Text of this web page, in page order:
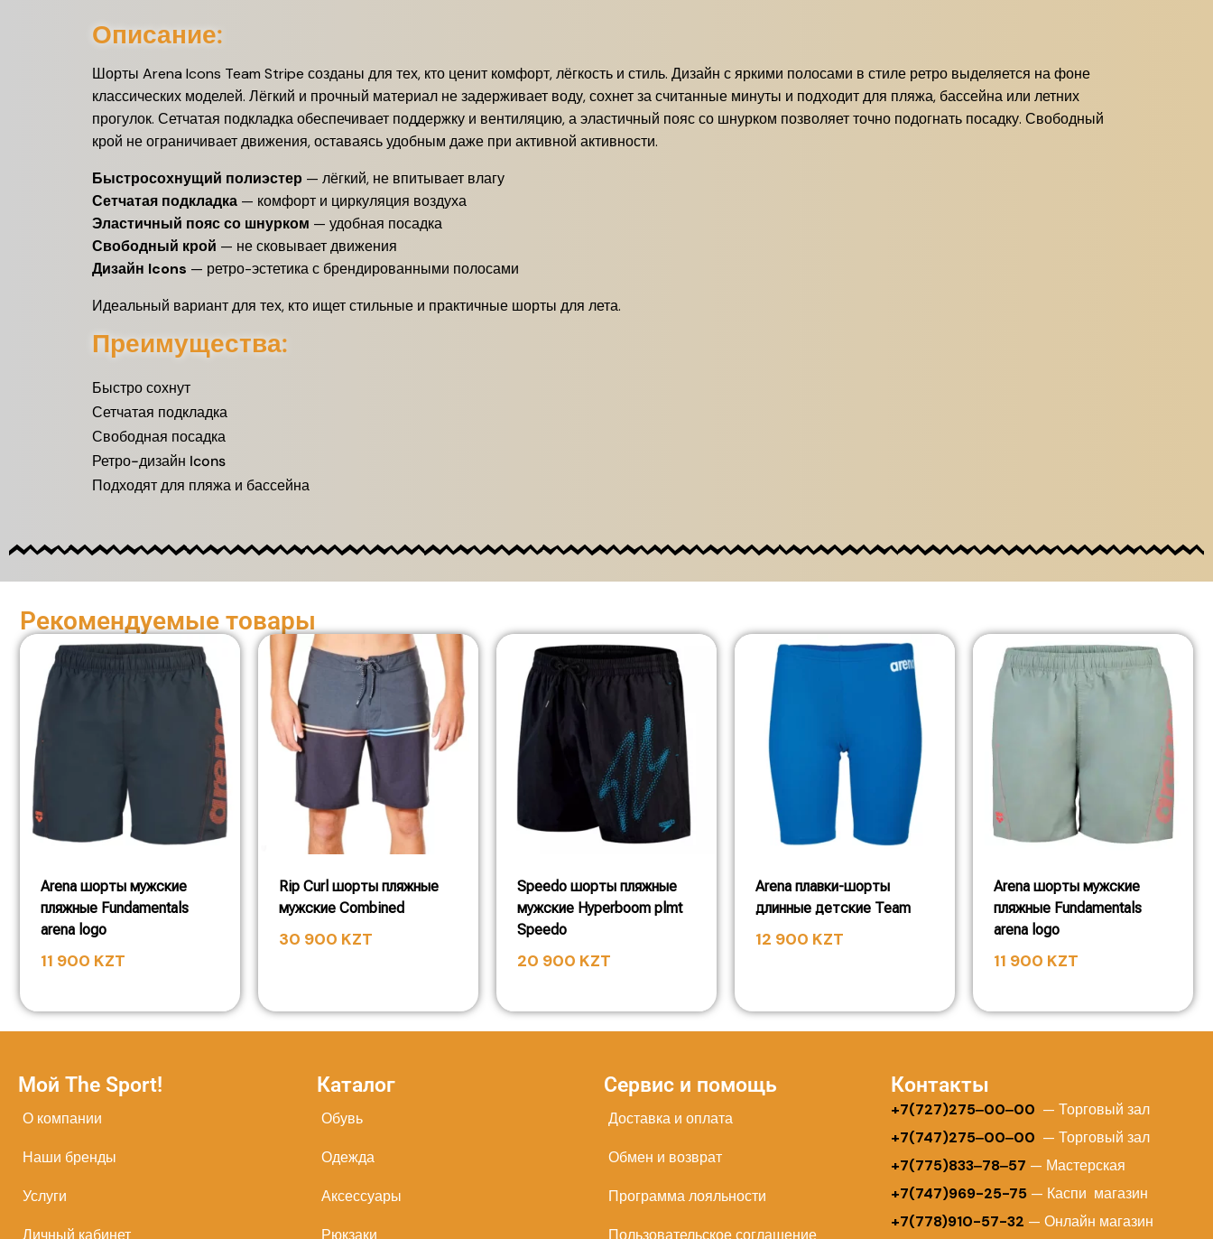
Описание:
Шорты Arena Icons Team Stripe созданы для тех, кто ценит комфорт, лёгкость и стиль. Дизайн с яркими полосами в стиле ретро выделяется на фоне
классических моделей. Лёгкий и прочный материал не задерживает воду, сохнет за считанные минуты и подходит для пляжа, бассейна или летних
прогулок. Сетчатая подкладка обеспечивает поддержку и вентиляцию, а эластичный пояс со шнурком позволяет точно подогнать посадку. Свободный
крой не ограничивает движения, оставаясь удобным даже при активной активности.
Быстросохнущий полиэстер — лёгкий, не впитывает влагу
Сетчатая подкладка — комфорт и циркуляция воздуха
Эластичный пояс со шнурком — удобная посадка
Свободный крой — не сковывает движения
Дизайн Icons — ретро-эстетика с брендированными полосами
Идеальный вариант для тех, кто ищет стильные и практичные шорты для лета.
Преимущества:
Быстро сохнут
Сетчатая подкладка
Свободная посадка
Ретро-дизайн Icons
Подходят для пляжа и бассейна
Рекомендуемые товары
Arena шорты мужские
пляжные Fundamentals
arena logo
11 900 KZT
Rip Curl шорты пляжные
мужские Combined
30 900 KZT
Speedo шорты пляжные
мужские Hyperboom plmt
Speedo
20 900 KZT
Arena плавки-шорты
длинные детские Team
12 900 KZT
Arena шорты мужские
пляжные Fundamentals
arena logo
11 900 KZT
Мой The Sport!
О компании
Наши бренды
Услуги
Личный кабинет
Каталог
Обувь
Одежда
Аксессуары
Рюкзаки
Сервис и помощь
Доставка и оплата
Обмен и возврат
Программа лояльности
Пользовательское соглашение
Контакты
+7(727)275‒00‒00 — Торговый зал
+7(747)275‒00‒00 — Торговый зал
+7(775)833‒78‒57 — Мастерская
+7(747)969-25-75— Каспи магазин
+7(778)910-57-32 — Онлайн магазин